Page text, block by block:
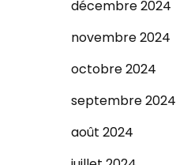
décembre 2024
novembre 2024
octobre 2024
septembre 2024
août 2024